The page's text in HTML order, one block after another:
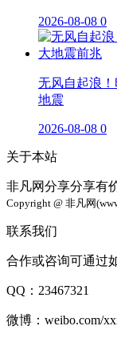
2026-08-08 0
无风自起浪
地震
2026-08-08 0
关于本站
非凡网分享分享有
Copyright @ 非凡网
联系我们
合作或咨询可通过
QQ：23467321
微博：weibo.com/